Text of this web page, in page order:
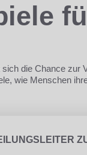
die Chance zur
wie Menschen